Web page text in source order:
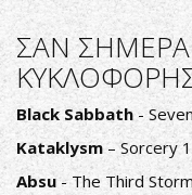
ΣΑΝ
ΣΗΜΕΡΑ
28
ΣΑΝ ΣΗΜΕΡΑ
Black Sabbath -
Kataklysm – Sorcery
Absu- The Third